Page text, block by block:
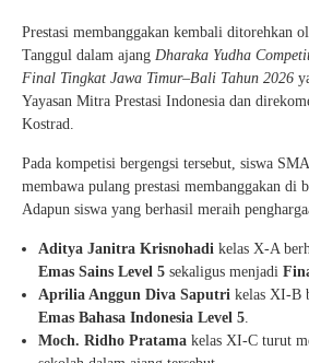
Prestasi membanggakan kembali ditorehkan
Tanggul dalam ajang Dharaka Yudha
Final Tingkat Jawa Timur–Bali Tahun 2026
Yayasan Mitra Prestasi Indonesia dan
Kostrad.
Pada kompetisi bergengsi tersebut, siswa
membawa pulang prestasi membanggakan di
Adapun siswa yang berhasil meraih
Aditya Janitra Krisnohadi kelas X-A
Emas Sains Level 5 sekaligus menjadi
Aprilia Anggun Diva Saputri kelas XI-B
Emas Bahasa Indonesia Level 5.
Moch. Ridho Pratama kelas XI-C turut